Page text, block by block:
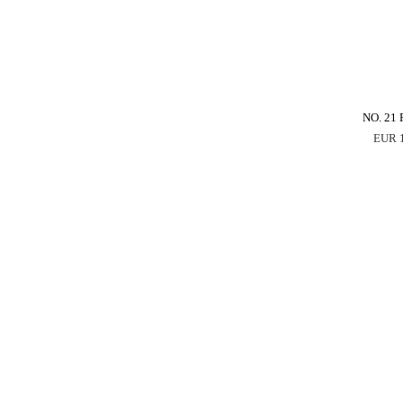
NO. 21
EUR